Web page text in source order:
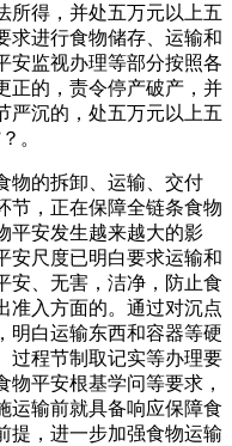
所得，并处五万元以上五
求进行食物储存、运输和
安监视办理等部分按照各
正的，责令停产破产，并
严沉的，处五万元以上五
。
的拆卸、运输、交付
节，正在保障全链条食物
平安发生越来越大的影
安尺度已明白要求运输和
安、无害，洁净，防止食
准入方面的。通过对沉点
明白运输东西和容器等硬
过程节制取记实等办理要
平安根基学问等要求，
运输前就具备响应保障食
提，进一步加强食物运输